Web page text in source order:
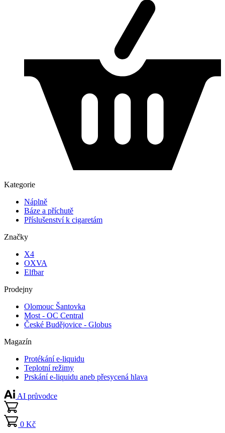
Kategorie
Náplně
Báze a příchutě
Příslušenství k cigaretám
Značky
X4
OXVA
Elfbar
Prodejny
Olomouc Šantovka
Most - OC Central
České Budějovice - Globus
Magazín
Protékání e-liquidu
Teplotní režimy
Prskání e-liquidu aneb přesycená hlava
AI průvodce
0 Kč